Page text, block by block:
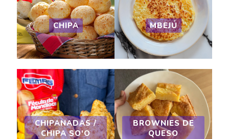
CHIPA MBEJÚ
CHIPANADAS /
CHIPA SO'O
BROWNIES DE
QUESO